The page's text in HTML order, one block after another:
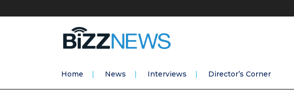
Home News Interviews Director’s Corner